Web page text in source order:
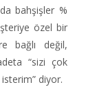
bahşişler %
özel bir
bağlı değil,
“sizi çok
diyor.